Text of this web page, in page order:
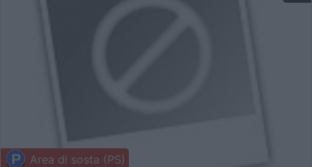
Area di sosta (PS)